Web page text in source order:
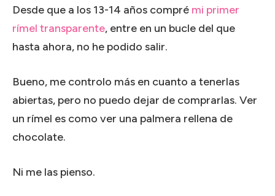
Desde que a los 13-14 años compré mi primer
rímel transparente, entre en un bucle del que
hasta ahora, no he podido salir.
Bueno, me controlo más en cuanto a tenerlas
abiertas, pero no puedo dejar de comprarlas. Ver
un rímel es como ver una palmera rellena de
chocolate.
Ni me las pienso.